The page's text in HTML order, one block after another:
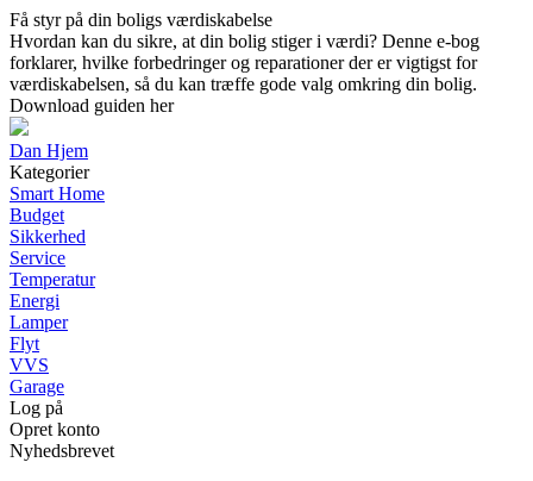
Få styr på din boligs værdiskabelse
Hvordan kan du sikre, at din bolig stiger i værdi? Denne e-bog
forklarer, hvilke forbedringer og reparationer der er vigtigst for
værdiskabelsen, så du kan træffe gode valg omkring din bolig.
Download guiden her
Dan Hjem
Kategorier
Smart Home
Budget
Sikkerhed
Service
Temperatur
Energi
Lamper
Flyt
VVS
Garage
Log på
Opret konto
Nyhedsbrevet